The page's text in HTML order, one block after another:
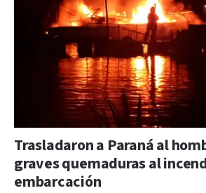
Trasladaron a Paraná al
graves quemaduras al
embarcación